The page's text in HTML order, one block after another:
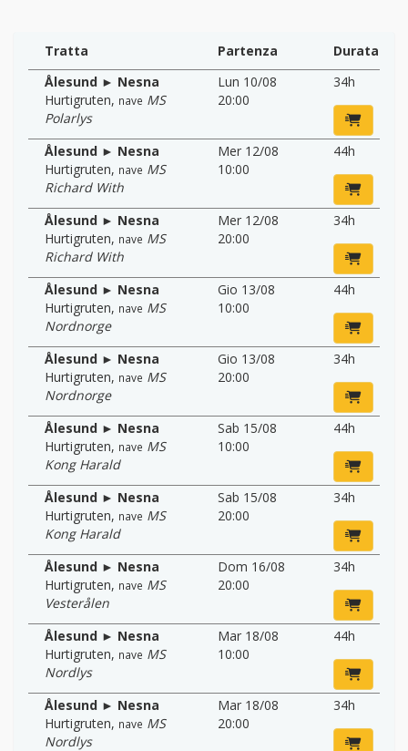
Tratta Partenza
Durata
Ålesund ► Nesna
Hurtigruten, nave MS
Polarlys
Lun 10/08
20:00
34h
Ålesund ► Nesna
Hurtigruten, nave MS
Richard With
Mer 12/08
10:00
44h
Ålesund ► Nesna
Hurtigruten, nave MS
Richard With
Mer 12/08
20:00
34h
Ålesund ► Nesna
Hurtigruten, nave MS
Nordnorge
Gio 13/08
10:00
44h
Ålesund ► Nesna
Hurtigruten, nave MS
Nordnorge
Gio 13/08
20:00
34h
Ålesund ► Nesna
Hurtigruten, nave MS
Kong Harald
Sab 15/08
10:00
44h
Ålesund ► Nesna
Hurtigruten, nave MS
Kong Harald
Sab 15/08
20:00
34h
Ålesund ► Nesna
Hurtigruten, nave MS
Vesterålen
Dom 16/08
20:00
34h
Ålesund ► Nesna
Hurtigruten, nave MS
Nordlys
Mar 18/08
10:00
44h
Ålesund ► Nesna
Hurtigruten, nave MS
Nordlys
Mar 18/08
20:00
34h